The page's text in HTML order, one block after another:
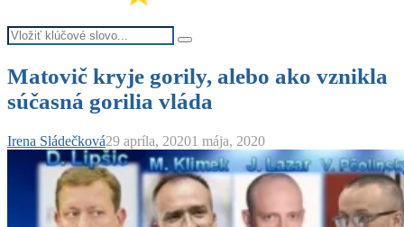
Search
for:
Search
Matovič kryje gorily, alebo ako vznikla
súčasná gorilia vláda
Irena Sládečková29 apríla, 20201 mája, 2020